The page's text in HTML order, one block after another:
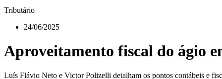
Tributário
24/06/2025
Aproveitamento fiscal do ágio
Luís Flávio Neto e Victor Polizelli detalham os pontos contábeis e